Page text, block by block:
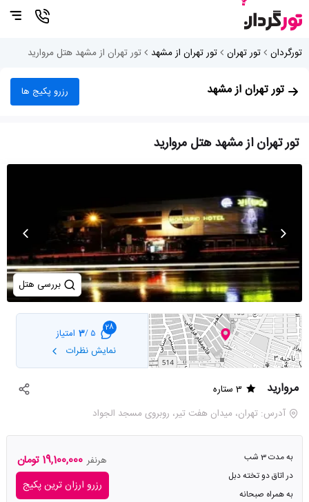
تورگردان تور تهران تور تهران از مشهد تور تهران از مشهد هتل مروارید
تور تهران از مشهد رزرو پکیج ها
تور تهران از مشهد هتل مروارید
بررسی هتل
28
5 /
3 امتیاز
نمایش نظرات
مروارید
3 ستاره
آدرس: تهران، میدان هفت تیر، روبروی مسجد الجواد
به مدت 3 شب
در اتاق دو تخته دبل
به همراه صبحانه
هرنفر 19,100,000 تومان
رزرو ارزان ترین پکیج